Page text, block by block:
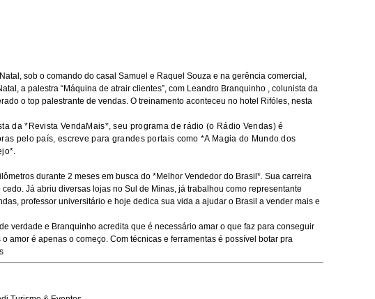
sob o comando do casal Samuel e Raquel Souza e na gerência comercial,
a palestra “Máquina de atrair clientes”, com Leandro Branquinho , colunista da
o top palestrante de vendas. O treinamento aconteceu no hotel Rifóles, nesta
da *Revista VendaMais*, seu programa de rádio (o Rádio Vendas) é
pelo país, escreve para grandes portais como *A Magia do Mundo dos
durante 2 meses em busca do *Melhor Vendedor do Brasil*. Sua carreira
Já abriu diversas lojas no Sul de Minas, já trabalhou como representante
professor universitário e hoje dedica sua vida a ajudar o Brasil a vender mais e
de verdade e Branquinho acredita que é necessário amar o que faz para conseguir
amor é apenas o começo. Com técnicas e ferramentas é possível botar pra